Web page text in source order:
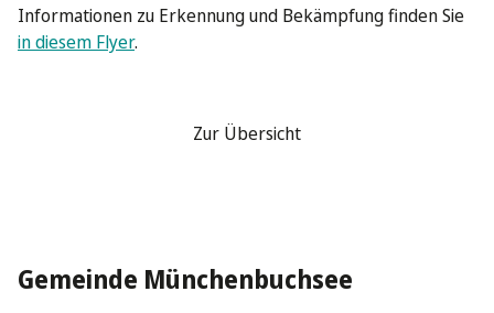
Informationen zu Erkennung und Bekämpfung finden Sie
in diesem Flyer.
Zur Übersicht
Gemeinde Münchenbuchsee